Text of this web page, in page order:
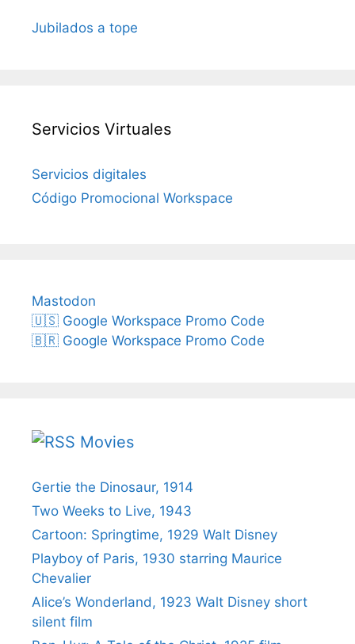
Jubilados a tope
Servicios Virtuales
Servicios digitales
Código Promocional Workspace
Mastodon
🇺🇸 Google Workspace Promo Code
🇧🇷 Google Workspace Promo Code
Movies
Gertie the Dinosaur, 1914
Two Weeks to Live, 1943
Cartoon: Springtime, 1929 Walt Disney
Playboy of Paris, 1930 starring Maurice
Chevalier
Alice’s Wonderland, 1923 Walt Disney short
silent film